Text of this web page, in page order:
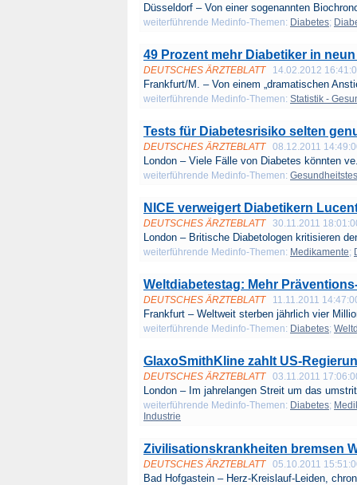
Düsseldorf – Von einer sogenannten
weiterführende Medinfo-Themen: Diabetes;
49 Prozent mehr Diabetiker in
DEUTSCHES ÄRZTEBLATT 14.02.2012
Frankfurt/M. – Von einem „dramatischen
weiterführende Medinfo-Themen: Statistik -
Tests für Diabetesrisiko selten
DEUTSCHES ÄRZTEBLATT 08.12.2011
London – Viele Fälle von Diabetes könnten
weiterführende Medinfo-Themen:
NICE verweigert Diabetikern
DEUTSCHES ÄRZTEBLATT 30.11.2011
London – Britische Diabetologen kritisieren
weiterführende Medinfo-Themen: Medikamente;
Weltdiabetestag: Mehr
DEUTSCHES ÄRZTEBLATT 11.11.2011
Frankfurt – Weltweit sterben jährlich vier
weiterführende Medinfo-Themen: Diabetes;
GlaxoSmithKline zahlt US-
DEUTSCHES ÄRZTEBLATT 03.11.2011
London – Im jahrelangen Streit um das
weiterführende Medinfo-Themen: Diabetes;
Industrie
Zivilisationskrankheiten bremsen
DEUTSCHES ÄRZTEBLATT 05.10.2011
Bad Hofgastein – Herz-Kreislauf-Leiden,